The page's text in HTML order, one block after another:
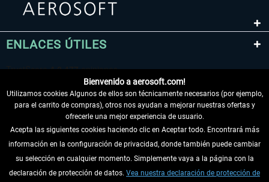
ENLACES ÚTILES
DESISTIR DEL CONTRATO
INFORMACIÓN
Bienvenido a aerosoft.com!
Utilizamos cookies Algunos de ellos son técnicamente necesarios (por ejemplo,
para el carrito de compras), otros nos ayudan a mejorar nuestras ofertas y
ofrecerle una mejor experiencia de usuario.
Acepta las siguientes cookies haciendo clic en Aceptar todo. Encontrará más
información en la configuración de privacidad, donde también puede cambiar
su selección en cualquier momento. Simplemente vaya a la página con la
declaración de protección de datos. Vea nuestra declaración de protección de